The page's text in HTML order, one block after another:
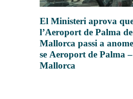
El Ministeri aprova
l’Aeroport de Palma de
Mallorca passi a
se Aeroport de Palma –
Mallorca